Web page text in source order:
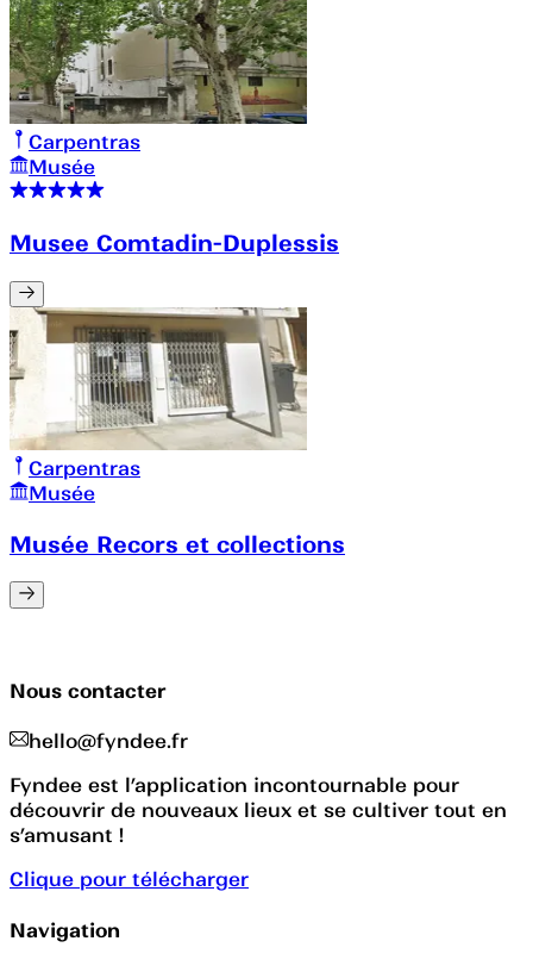
Carpentras
Musée
Musee Comtadin-Duplessis
Carpentras
Musée
Musée Recors et collections
Nous contacter
hello@fyndee.fr
Fyndee est l’application incontournable pour
découvrir de nouveaux lieux et se cultiver tout en
s’amusant !
Clique pour télécharger
Navigation